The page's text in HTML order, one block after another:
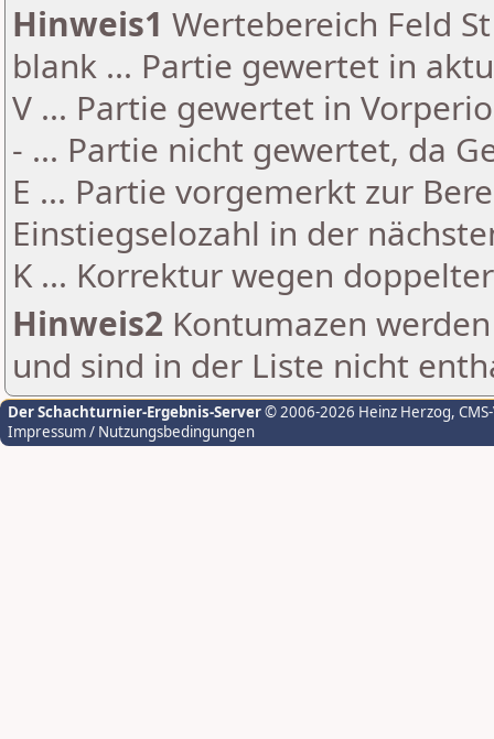
Hinweis1 Wertebereich Feld
blank ... Partie gewertet in
V ... Partie gewertet in
- ... Partie nicht gewertet, da
E ... Partie vorgemerkt zur
Einstiegselozahl in der
K ... Korrektur wegen
Hinweis2 Kontumazen
und sind in der Liste nicht
Der Schachturnier-Ergebnis-Server© 2006-2026 Heinz Herzog,
Impressum / Nutzungsbedingungen